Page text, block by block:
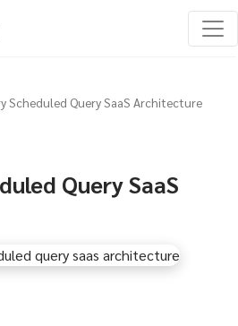
Scheduled Query SaaS Architecture
Query SaaS